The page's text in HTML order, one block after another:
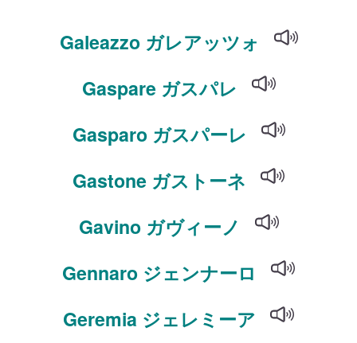
Galeazzo ガレアッツォ
Gaspare ガスパレ
Gasparo ガスパーレ
Gastone ガストーネ
Gavino ガヴィーノ
Gennaro ジェンナーロ
Geremia ジェレミーア